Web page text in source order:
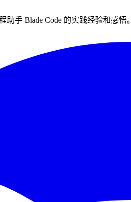
手 Blade Code 的实践经验和感悟。